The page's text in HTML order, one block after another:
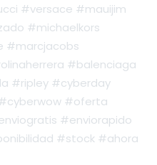
#versace #mauijim
#michaelkors
#marcjacobs
#balenciaga
#ripley #cyberday
#oferta
#enviorapido
#stock #ahora